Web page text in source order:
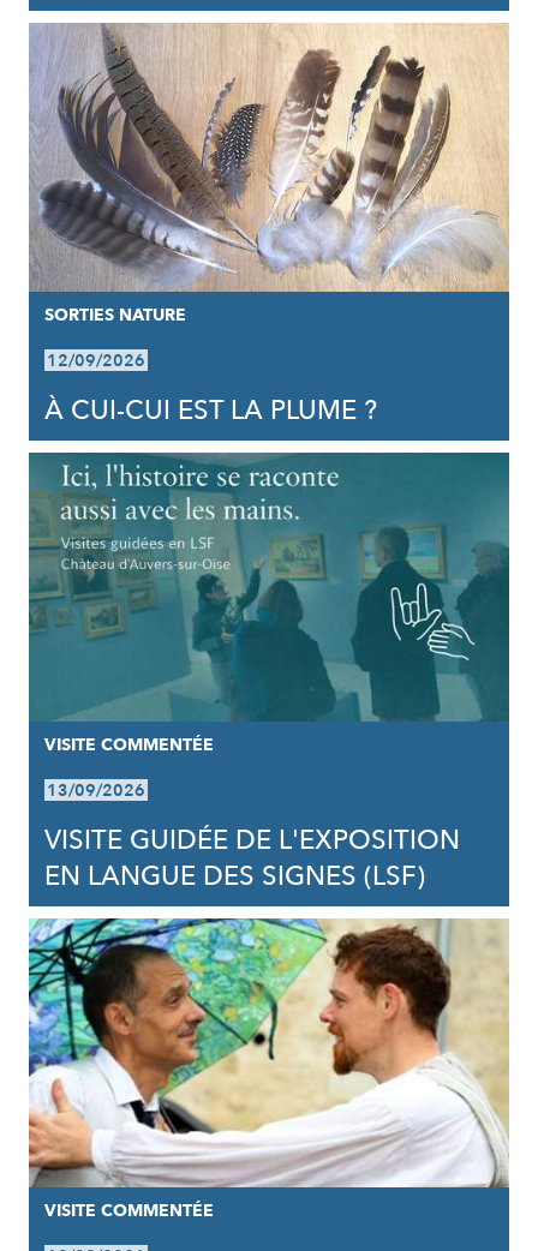
SORTIES NATURE
12/09/2026
À CUI-CUI EST LA PLUME ?
VISITE COMMENTÉE
13/09/2026
VISITE GUIDÉE DE L'EXPOSITION
EN LANGUE DES SIGNES (LSF)
VISITE COMMENTÉE